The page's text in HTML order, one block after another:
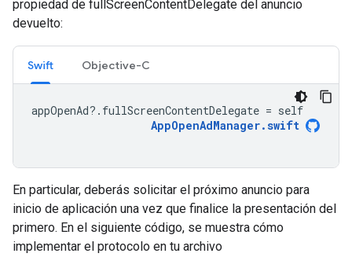
propiedad de fullScreenContentDelegate del anuncio
devuelto:
Swift Objective-C
appOpenAd?. fullScreenContentDelegate = self
AppOpenAdManager.swift
En particular, deberás solicitar el próximo anuncio para
inicio de aplicación una vez que finalice la presentación del
primero. En el siguiente código, se muestra cómo
implementar el protocolo en tu archivo